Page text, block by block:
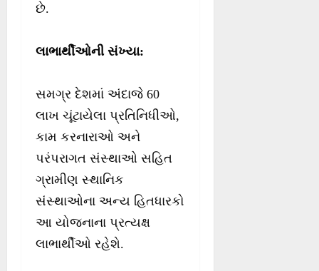
છે.
લાભાર્થીઓની સંખ્યા:
સમગ્ર દેશમાં અંદાજે 60
લાખ ચૂંટાયેલા પ્રતિનિધીઓ,
કામ કરનારાઓ અને
પરંપરાગત સંસ્થાઓ સહિત
ગ્રામીણ સ્થાનિક
સંસ્થાઓના અન્ય હિતધારકો
આ યોજનાના પ્રત્યક્ષ
લાભાર્થીઓ રહેશે.